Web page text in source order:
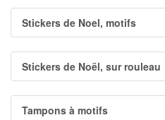
Stickers de Noel, motifs
Stickers de Noël, sur rouleau
Tampons à motifs